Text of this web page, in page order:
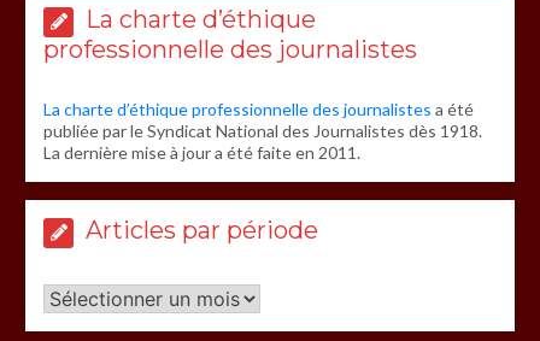
La charte d’éthique
professionnelle des journalistes
La charte d’éthique professionnelle des journalistes a été
publiée par le Syndicat National des Journalistes dès 1918.
La dernière mise à jour a été faite en 2011.
Articles par période
Articles
par